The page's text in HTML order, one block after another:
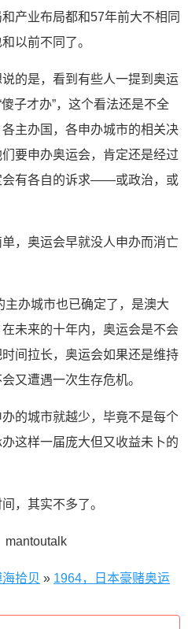
产业布局都和57年前大不相同
以前不同了。
的是，看到有些人一提到奥运
子才办”，这个看法还是不全
主办国，各申办城市的相关决
要申办奥运会，肯定还是经过
会有各自的诉求——或政治，或
，奥运会早就没人申办而消亡
办城市也已确定了，是澳大
未来的十年内，奥运会是不会
间拉长，奥运会如果还是维持
又遭遇一次生存危机。
的城市就越少，毕竟不是每个
这样一届庞大但又收益未卜的
，其实不多了。
mantoutalk
拾贝 » 1964，日本豪赌奥运